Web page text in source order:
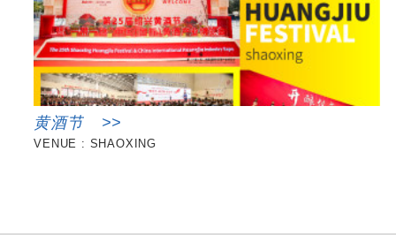
黄酒节 >>
VENUE : SHAOXING